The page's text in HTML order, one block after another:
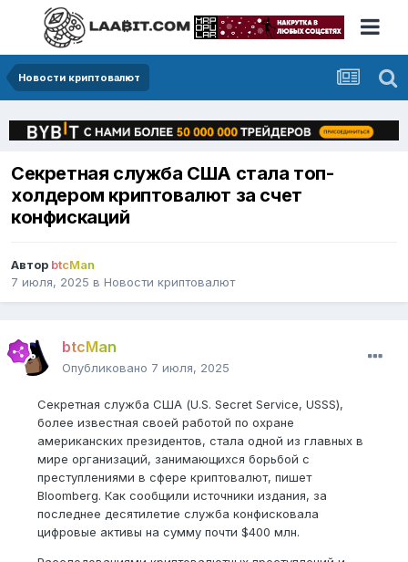
Новости криптовалют
Секретная служба США стала топ-
холдером криптовалют за счет
конфискаций
Автор btcMan
7 июля, 2025 в Новости криптовалют
btcMan
Опубликовано 7 июля, 2025
Секретная служба США (U.S. Secret Service, USSS),
более известная своей работой по охране
американских президентов, стала одной из главных в
мире организаций, занимающихся борьбой с
преступлениями в сфере криптовалют, пишет
Bloomberg. Как сообщили источники издания, за
последнее десятилетие служба конфисковала
цифровые активы на сумму почти $400 млн.